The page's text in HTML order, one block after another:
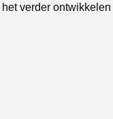
verder